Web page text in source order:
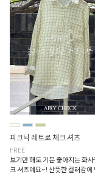
피크닉 레트로 체크 셔츠
FREE
보기만 해도 기분 좋아지는 화사
크 셔츠예요~! 산뜻한 컬러감에